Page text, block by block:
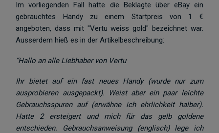
Im vorliegenden Fall hatte die Beklagte über eBay ein
gebrauchtes Handy zu einem Startpreis von 1 €
angeboten, dass mit "Vertu weiss gold" bezeichnet war.
Ausserdem hieß es in der Artikelbeschreibung:
“Hallo an alle Liebhaber von Vertu
Ihr bietet auf ein fast neues Handy (wurde nur zum
ausprobieren ausgepackt). Weist aber ein paar leichte
Gebrauchsspuren auf (erwähne ich ehrlichkeit halber).
Hatte 2 ersteigert und mich für das gelb goldene
entschieden. Gebrauchsanweisung (englisch) lege ich